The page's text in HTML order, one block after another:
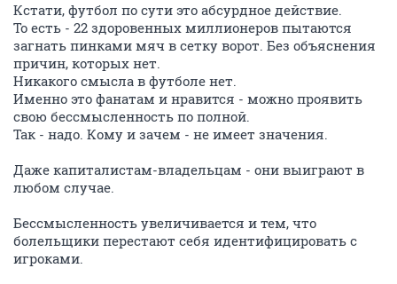
Кстати, футбол по сути это абсурдное действие.
То есть - 22 здоровенных миллионеров пытаются
загнать пинками мяч в сетку ворот. Без объяснения
причин, которых нет.
Никакого смысла в футболе нет.
Именно это фанатам и нравится - можно проявить
свою бессмысленность по полной.
Так - надо. Кому и зачем - не имеет значения.
Даже капиталистам-владельцам - они выиграют в
любом случае.
Бессмысленность увеличивается и тем, что
болельщики перестают себя идентифицировать с
игроками.